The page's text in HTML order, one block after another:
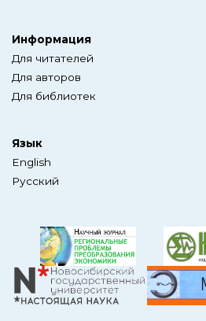
Информация
Для читателей
Для авторов
Для библиотек
Язык
English
Русский